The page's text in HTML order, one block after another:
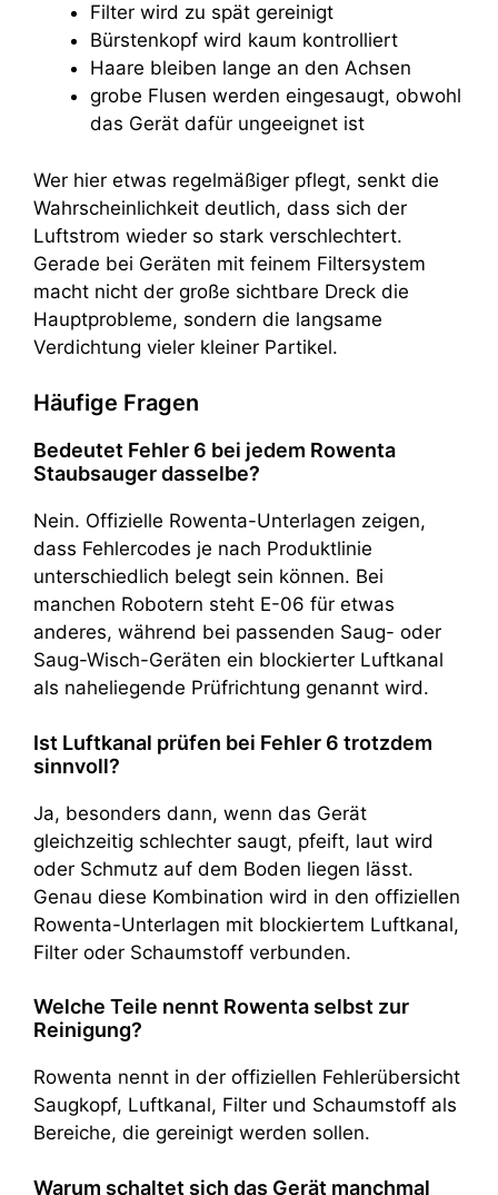
Filter wird zu spät gereinigt
Bürstenkopf wird kaum kontrolliert
Haare bleiben lange an den Achsen
grobe Flusen werden eingesaugt, obwohl
das Gerät dafür ungeeignet ist
Wer hier etwas regelmäßiger pflegt, senkt die
Wahrscheinlichkeit deutlich, dass sich der
Luftstrom wieder so stark verschlechtert.
Gerade bei Geräten mit feinem Filtersystem
macht nicht der große sichtbare Dreck die
Hauptprobleme, sondern die langsame
Verdichtung vieler kleiner Partikel.
Häufige Fragen
Bedeutet Fehler 6 bei jedem Rowenta
Staubsauger dasselbe?
Nein. Offizielle Rowenta-Unterlagen zeigen,
dass Fehlercodes je nach Produktlinie
unterschiedlich belegt sein können. Bei
manchen Robotern steht E-06 für etwas
anderes, während bei passenden Saug- oder
Saug-Wisch-Geräten ein blockierter Luftkanal
als naheliegende Prüfrichtung genannt wird.
Ist Luftkanal prüfen bei Fehler 6 trotzdem
sinnvoll?
Ja, besonders dann, wenn das Gerät
gleichzeitig schlechter saugt, pfeift, laut wird
oder Schmutz auf dem Boden liegen lässt.
Genau diese Kombination wird in den offiziellen
Rowenta-Unterlagen mit blockiertem Luftkanal,
Filter oder Schaumstoff verbunden.
Welche Teile nennt Rowenta selbst zur
Reinigung?
Rowenta nennt in der offiziellen Fehlerübersicht
Saugkopf, Luftkanal, Filter und Schaumstoff als
Bereiche, die gereinigt werden sollen.
Warum schaltet sich das Gerät manchmal